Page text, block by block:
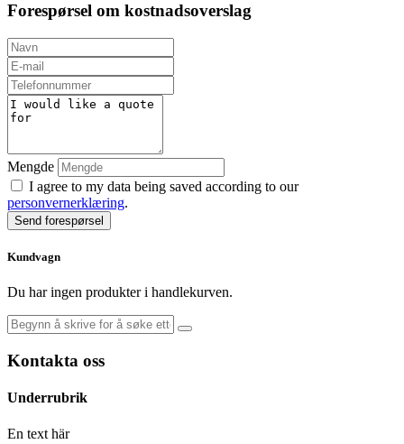
Forespørsel om kostnadsoverslag
Mengde
I agree to my data being saved according to our
personvernerklæring.
Send forespørsel
Kundvagn
Du har ingen produkter i handlekurven.
Kontakta oss
Underrubrik
En text här